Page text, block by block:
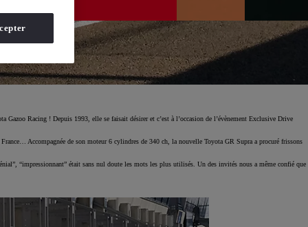
Racing ! Depuis 1993, elle se faisait désirer et c’est à l’occasion de l’évènement Exclusive Drive
Accompagnée de son moteur 6 cylindres de 340 ch, la nouvelle Toyota GR Supra a procuré frissons
“impressionnant” était sans nul doute les mots les plus utilisés. Un des invités nous a même confié que